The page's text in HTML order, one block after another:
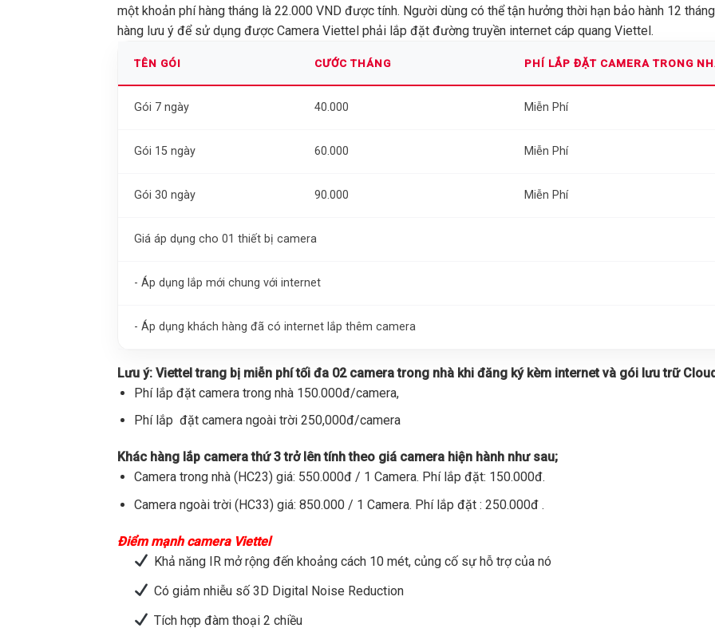
một khoản phí hàng tháng là 22.000 VND được tính. Người dùng có thể tận hưởng thời hạn bảo hành 12
hàng lưu ý để sử dụng được Camera Viettel phải lắp đặt đường truyền internet cáp quang Viettel.
TÊN GÓI CƯỚC THÁNG PHÍ LẮP ĐẶT CAMERA TRONG
Gói 7 ngày 40.000 Miễn Phí
Gói 15 ngày 60.000 Miễn Phí
Gói 30 ngày 90.000 Miễn Phí
Giá áp dụng cho 01 thiết bị camera
- Áp dụng lắp mới chung với internet
- Áp dụng khách hàng đã có internet lắp thêm camera
Lưu ý: Viettel trang bị miễn phí tối đa 02 camera trong nhà khi đăng ký kèm internet và gói lưu trữ
Phí lắp đặt camera trong nhà 150.000đ/camera,
Phí lắp đặt camera ngoài trời 250,000đ/camera
Khác hàng lắp camera thứ 3 trở lên tính theo giá camera hiện hành như sau;
Camera trong nhà (HC23) giá: 550.000đ / 1 Camera. Phí lắp đặt: 150.000đ.
Camera ngoài trời (HC33) giá: 850.000 / 1 Camera. Phí lắp đặt : 250.000đ .
Điểm mạnh camera Viettel
Khả năng IR mở rộng đến khoảng cách 10 mét, củng cố sự hỗ trợ của nó
Có giảm nhiễu số 3D Digital Noise Reduction
Tích hợp đàm thoại 2 chiều